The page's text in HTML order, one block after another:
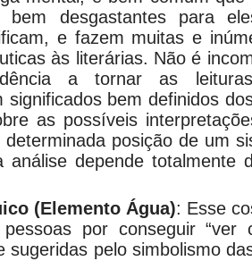
desgastantes para
e fazem muitas e
às literárias. Não é
a tornar as leituras
significados bem definidos
as possíveis
posição de um
análise depende totalmente
(Elemento Água): Esse
por conseguir “ver
sugeridas pelo simbolismo